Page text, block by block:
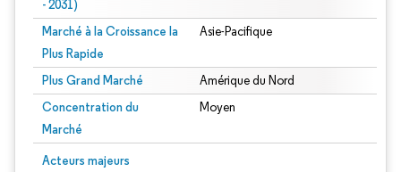
- 2031)
Marché à la Croissance la
Plus Rapide
Asie-Pacifique
Plus Grand Marché Amérique du Nord
Concentration du
Marché
Moyen
Acteurs majeurs
Image © Mordor Intelligence. La réutilisation nécessite une attribution sous CC